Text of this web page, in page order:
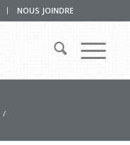
NOUS JOINDRE
/